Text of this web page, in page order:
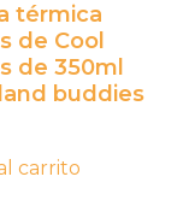
térmica
de Cool
de 350ml
buddies
carrito